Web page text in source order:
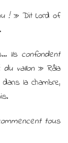
!» Dit Lord of
Ils confondent
vallon» Râla
la chambre,
tous